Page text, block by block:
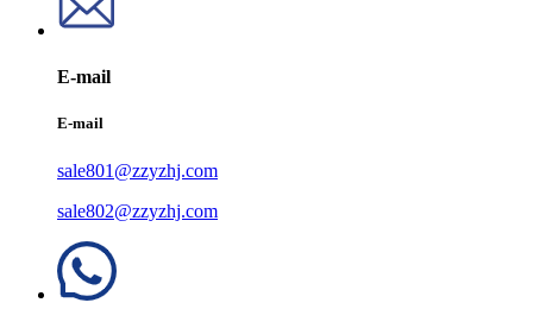
E-mail
E-mail
sale801@zzyzhj.com
sale802@zzyzhj.com